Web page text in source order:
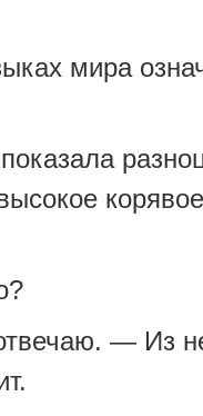
мира
— Из